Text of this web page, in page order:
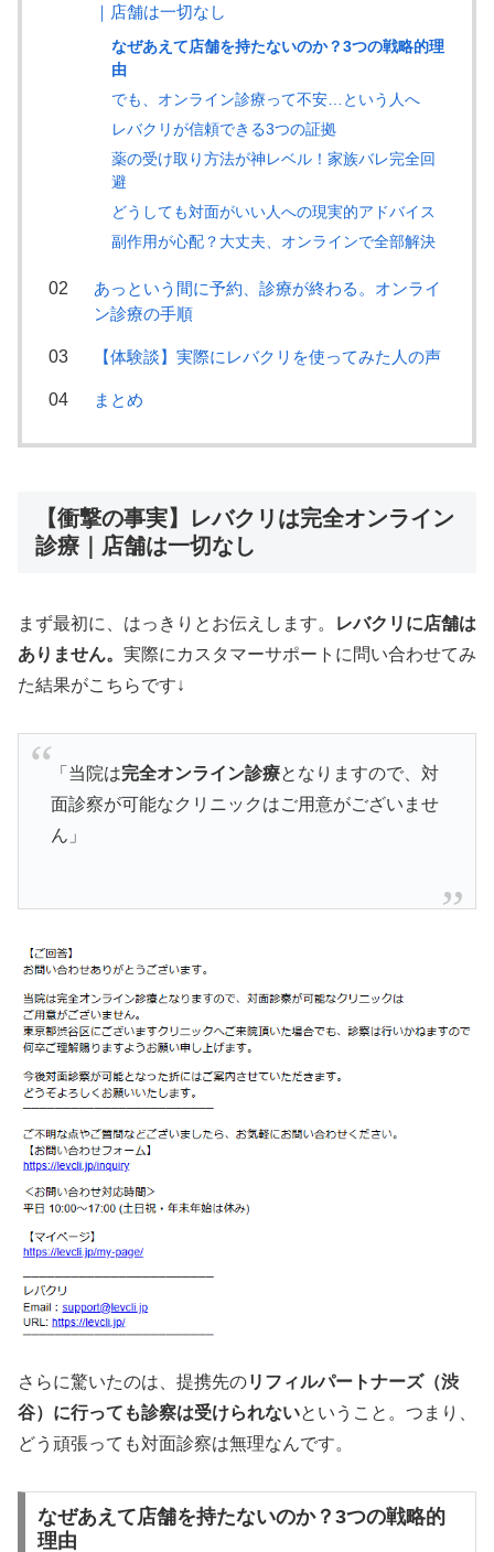
｜店舗は一切なし
なぜあえて店舗を持たないのか？3つの戦略的理
由
でも、オンライン診療って不安…という人へ
レバクリが信頼できる3つの証拠
薬の受け取り方法が神レベル！家族バレ完全回
避
どうしても対面がいい人への現実的アドバイス
副作用が心配？大丈夫、オンラインで全部解決
あっという間に予約、診療が終わる。オンライ
ン診療の手順
【体験談】実際にレバクリを使ってみた人の声
まとめ
【衝撃の事実】レバクリは完全オンライン
診療｜店舗は一切なし
まず最初に、はっきりとお伝えします。
レバクリに店舗は
ありません。 実際にカスタマーサポートに問い合わせてみ
た結果がこちらです↓
「当院は完全オンライン診療となりますので、対
面診察が可能なクリニックはご用意がございませ
ん」
さらに驚いたのは、提携先のリフィルパートナーズ（渋
谷）に行っても診察は受けられないということ。つまり、
どう頑張っても対面診察は無理なんです。
なぜあえて店舗を持たないのか？3つの戦略的
理由